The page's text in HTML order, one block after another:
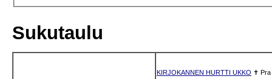
Sukutaulu
KIRJOKANNEN HURTTI UKKO ✝ Pra